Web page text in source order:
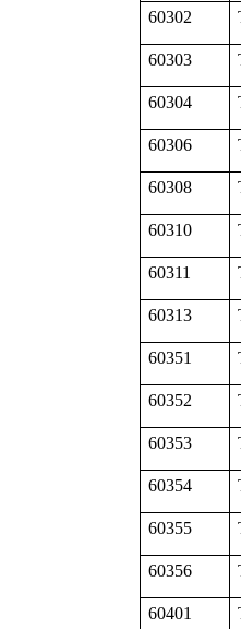
60302
60303
60304
60306
60308
60310
60311
60313
60351
60352
60353
60354
60355
60356
60401